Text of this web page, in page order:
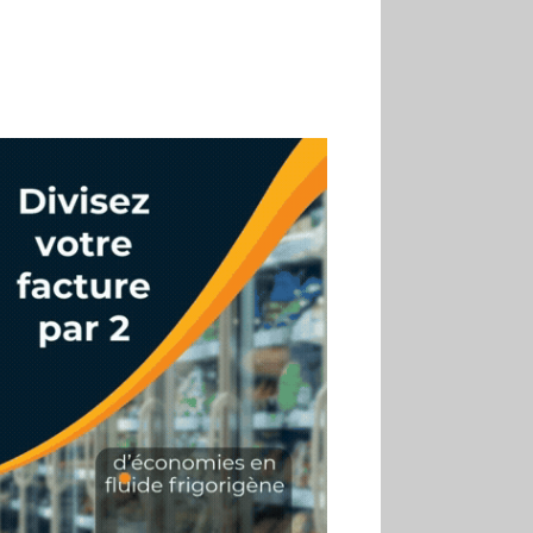
réduire sa consommation
01.07
Aldi Studio lance sa
première collection capsule
inspirée de ses codes
visuels
01.07
Cafom annonce
des résultats semestriels en
hausse, portés par le e-
commerce